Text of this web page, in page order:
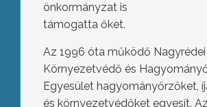
önkormányzat is
támogatta őket.
Az 1996 óta működő Nagyrédei
Környezetvédő és
Egyesület hagyományőrzőket,
és környezetvédőket egyesít. Az